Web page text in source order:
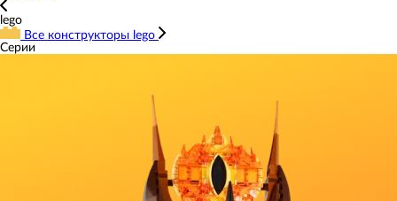
lego
Все конструкторы lego
Серии